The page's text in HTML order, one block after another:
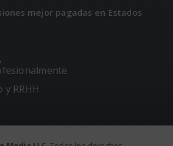
mejor pagadas en Estados
RRHH